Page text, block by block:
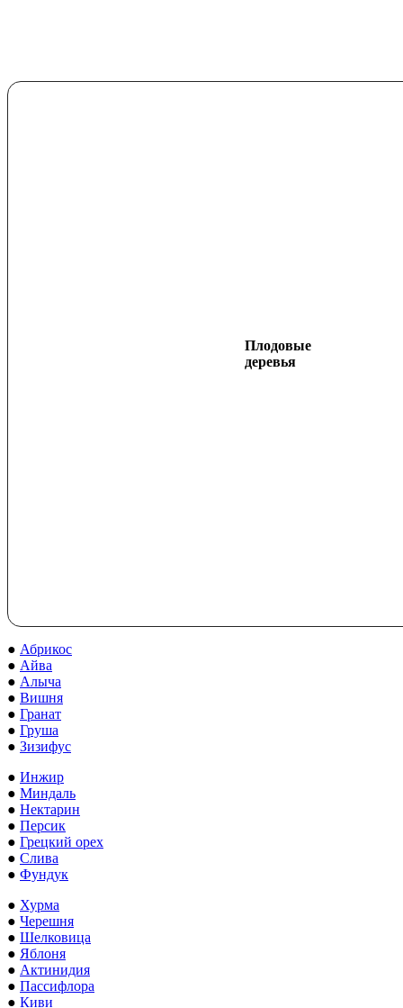
Плодовые
деревья
● Абрикос
● Айва
● Алыча
● Вишня
● Гранат
● Груша
● Зизифус
● Инжир
● Миндаль
● Нектарин
● Персик
● Грецкий орех
● Слива
● Фундук
● Хурма
● Черешня
● Шелковица
● Яблоня
● Актинидия
● Пассифлора
● Киви